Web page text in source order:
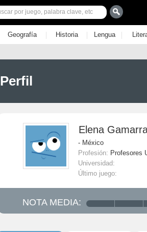
Geografía | Historia | Lengua |
Perfil
Elena
- México
Profesión: Profesores
Universidad:
Último juego:
NOTA MEDIA: